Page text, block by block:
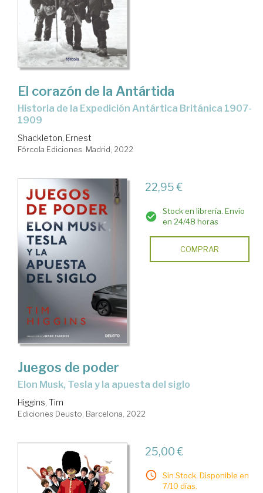
El corazón de la Antártida
historia de la Expedición Antártica Británica 1907-
1909
Shackleton, Ernest
Fórcola Ediciones. Madrid, 2022
22,95 €
Stock en librería. Envío
en 24/48 horas
COMPRAR
Juegos de poder
Elon Musk, Tesla y la apuesta del siglo
Higgins, Tim
Ediciones Deusto. Barcelona, 2022
25,00 €
Sin Stock. Disponible en
7/10 días.